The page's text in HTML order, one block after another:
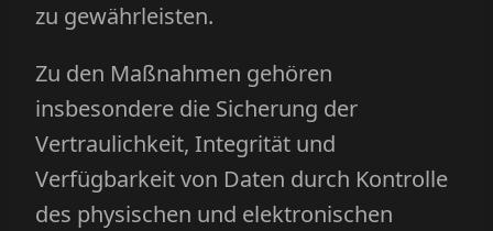
zu gewährleisten.
Zu den Maßnahmen gehören
insbesondere die Sicherung der
Vertraulichkeit, Integrität und
Verfügbarkeit von Daten durch Kontrolle
des physischen und elektronischen